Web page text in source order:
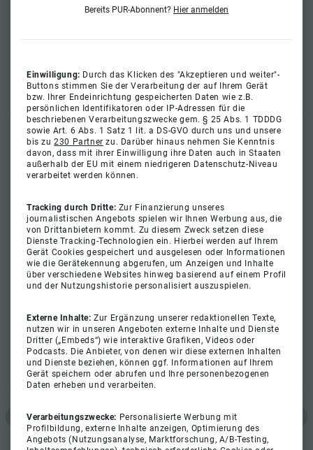
Bereits PUR-Abonnent? Hier anmelden
Einwilligung: Durch das Klicken des "Akzeptieren und weiter"-
Buttons stimmen Sie der Verarbeitung der auf Ihrem Gerät
bzw. Ihrer Endeinrichtung gespeicherten Daten wie z.B.
persönlichen Identifikatoren oder IP-Adressen für die
beschriebenen Verarbeitungszwecke gem. § 25 Abs. 1 TDDDG
sowie Art. 6 Abs. 1 Satz 1 lit. a DS-GVO durch uns und unsere
bis zu230 Partner zu. Darüber hinaus nehmen Sie Kenntnis
davon, dass mit ihrer Einwilligung ihre Daten auch in Staaten
außerhalb der EU mit einem niedrigeren Datenschutz-Niveau
verarbeitet werden können.
Tracking durch Dritte: Zur Finanzierung unseres
journalistischen Angebots spielen wir Ihnen Werbung aus, die
von Drittanbietern kommt. Zu diesem Zweck setzen diese
Dienste Tracking-Technologien ein. Hierbei werden auf Ihrem
Gerät Cookies gespeichert und ausgelesen oder Informationen
wie die Gerätekennung abgerufen, um Anzeigen und Inhalte
über verschiedene Websites hinweg basierend auf einem Profil
und der Nutzungshistorie personalisiert auszuspielen.
Externe Inhalte:Zur Ergänzung unserer redaktionellen Texte,
nutzen wir in unseren Angeboten externe Inhalte und Dienste
Dritter („Embeds“) wie interaktive Grafiken, Videos oder
Podcasts. Die Anbieter, von denen wir diese externen Inhalten
und Dienste beziehen, können ggf. Informationen auf Ihrem
Gerät speichern oder abrufen und Ihre personenbezogenen
Daten erheben und verarbeiten.
Verarbeitungszwecke: Personalisierte Werbung mit
Profilbildung, externe Inhalte anzeigen, Optimierung des
Angebots (Nutzungsanalyse, Marktforschung, A/B-Testing,